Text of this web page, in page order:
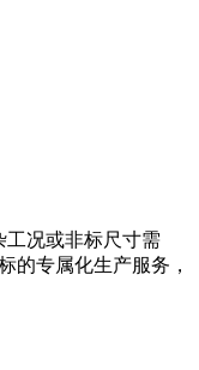
工况或非标尺寸需
的专属化生产服务，